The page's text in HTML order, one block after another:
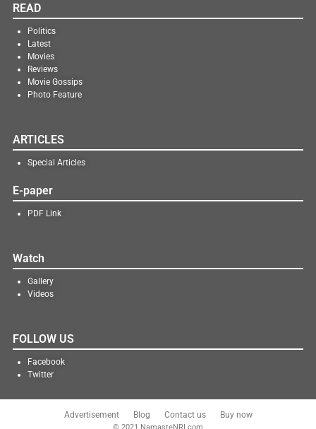
READ
Politics
Latest
Movies
Reviews
Movie Gossips
Photo Feature
ARTICLES
Special Articles
E-paper
PDF Link
Watch
Gallery
Videos
FOLLOW US
Facebook
Twitter
Advertisement Blog Contact us Buy now
© 2021 NamasteNRI.com